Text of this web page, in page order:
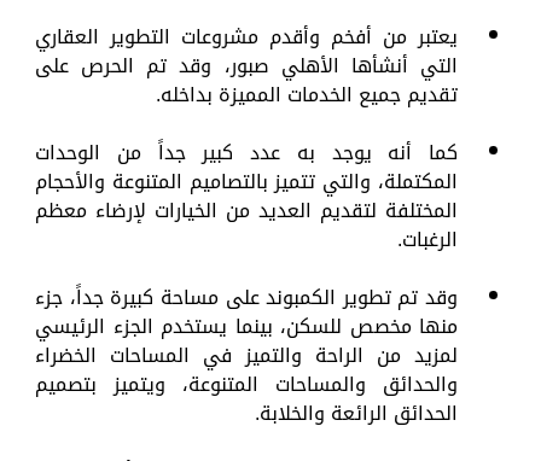
يعتبر من أفخم وأقدم مشروعات التطوير العقاري
التي أنشأها الأهلي صبور، وقد تم الحرص على
تقديم جميع الخدمات المميزة بداخله.
كما أنه يوجد به عدد كبير جداً من الوحدات
المكتملة، والتي تتميز بالتصاميم المتنوعة والأحجام
المختلفة لتقديم العديد من الخيارات لإرضاء معظم
الرغبات.
وقد تم تطوير الكمبوند على مساحة كبيرة جداً، جزء
منها مخصص للسكن، بينما يستخدم الجزء الرئيسي
لمزيد من الراحة والتميز في المساحات الخضراء
والحدائق والمساحات المتنوعة، ويتميز بتصميم
الحدائق الرائعة والخلابة.